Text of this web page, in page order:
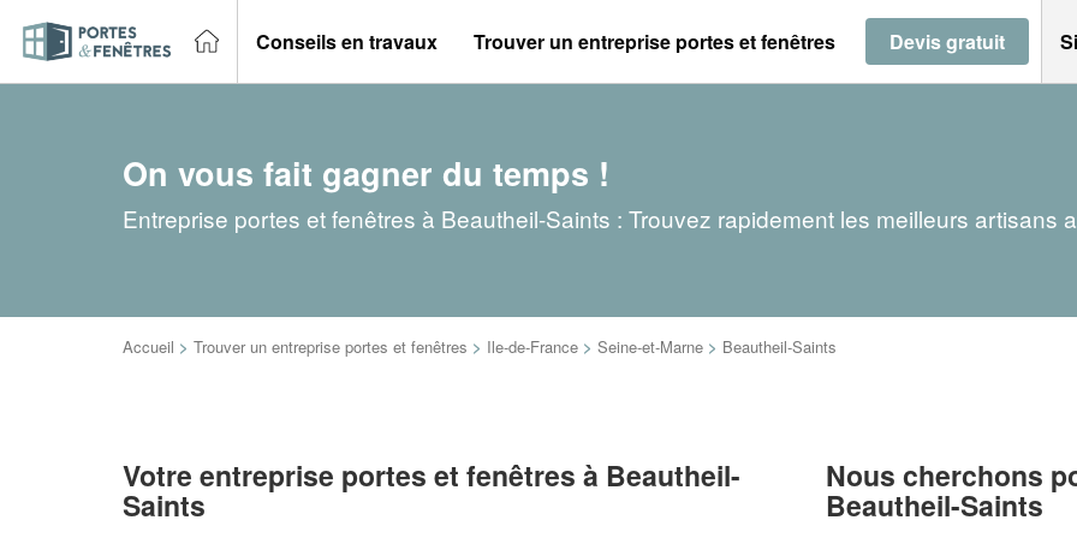
Conseils en travaux Trouver un entreprise portes et fenêtres Devis gratuit
On vous fait gagner du temps !
Entreprise portes et fenêtres à Beautheil-Saints : Trouvez rapidement les meilleurs artisans
Accueil > Trouver un entreprise portes et fenêtres > Ile-de-France > Seine-et-Marne > Beautheil-Saints
Votre entreprise portes et fenêtres à Beautheil-
Saints
Nous cherchons
Beautheil-Saints